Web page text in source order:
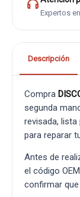
Expertos
Descripción
Compra
segunda
revisada,
para reparar
Antes de
el código
confirmar